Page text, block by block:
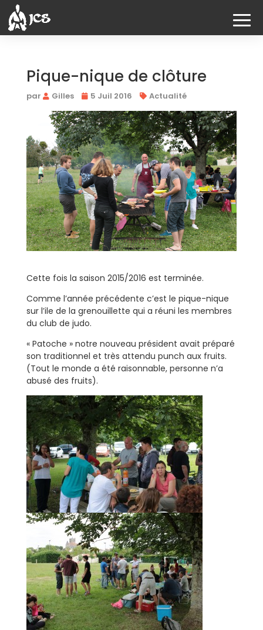
Pique-nique de clôture
par Gilles 5 Juil 2016 Actualité
Cette fois la saison 2015/2016 est terminée.
Comme l’année précédente c’est le pique-nique
sur l’ile de la grenouillette qui a réuni les membres
du club de judo.
« Patoche » notre nouveau président avait préparé
son traditionnel et très attendu punch aux fruits.
(Tout le monde a été raisonnable, personne n’a
abusé des fruits).